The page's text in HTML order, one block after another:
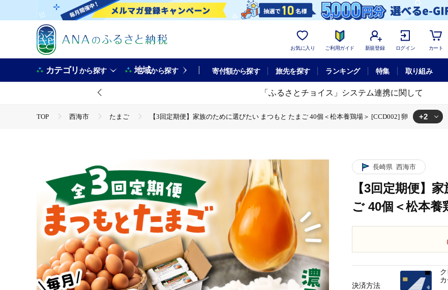
お気に入り ご利用ガイド 新規登録 ログイン カート
カテゴリから探す 地域から探す 寄付額から探す 旅先を探す ランキング 特集 取り組み
「ふるさとチョイス」システム連携に関して
TOP 西海市 たまご 【3回定期便】家族のために選びたい まつもと たまご 40個＜松本養鶏場＞ [CCD002] 卵 +2
長崎県 西海市
【3回定期便】
ご 40個＜松本養
決済方法